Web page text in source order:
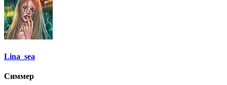
Lina_sea
Симмер